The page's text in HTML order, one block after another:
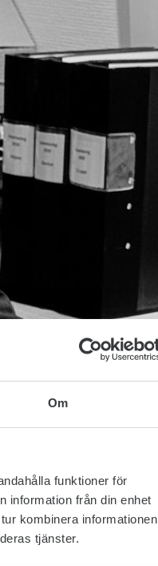
Om
funktioner för
information från din enhet
kombinera informationen
tjänster.